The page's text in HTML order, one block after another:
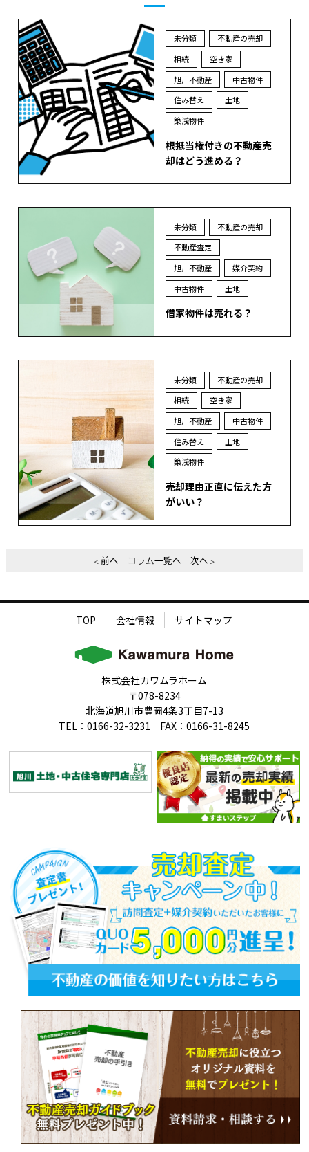
未分類
不動産の売却
相続
空き家
旭川不動産
中古物件
住み替え
土地
築浅物件
根抵当権付きの不動産売
却はどう進める？
未分類
不動産の売却
不動産査定
旭川不動産
媒介契約
中古物件
土地
借家物件は売れる？
未分類
不動産の売却
相続
空き家
旭川不動産
中古物件
住み替え
土地
築浅物件
売却理由正直に伝えた方
がいい？
前へ コラム一覧へ 次へ
TOP 会社情報 サイトマップ
株式会社カワムラホーム
〒078-8234
北海道旭川市豊岡4条3丁目7-13
TEL：0166-32-3231 FAX：0166-31-8245